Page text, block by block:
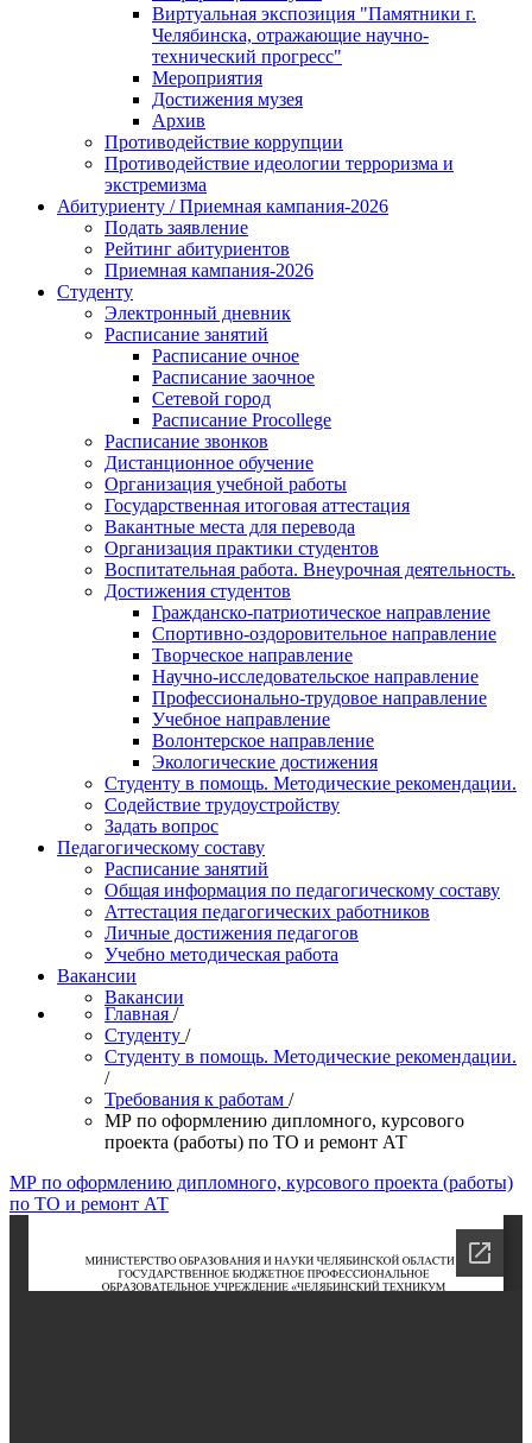
Виртуальная экспозиция "Памятники г.
Челябинска, отражающие научно-
технический прогресс"
Мероприятия
Достижения музея
Архив
Противодействие коррупции
Противодействие идеологии терроризма и
экстремизма
Абитуриенту / Приемная кампания-2026
Подать заявление
Рейтинг абитуриентов
Приемная кампания-2026
Студенту
Электронный дневник
Расписание занятий
Расписание очное
Расписание заочное
Сетевой город
Расписание Procollege
Расписание звонков
Дистанционное обучение
Организация учебной работы
Государственная итоговая аттестация
Вакантные места для перевода
Организация практики студентов
Воспитательная работа. Внеурочная деятельность.
Достижения студентов
Гражданско-патриотическое направление
Спортивно-оздоровительное направление
Творческое направление
Научно-исследовательское направление
Профессионально-трудовое направление
Учебное направление
Волонтерское направление
Экологические достижения
Студенту в помощь. Методические рекомендации.
Содействие трудоустройству
Задать вопрос
Педагогическому составу
Расписание занятий
Общая информация по педагогическому составу
Аттестация педагогических работников
Личные достижения педагогов
Учебно методическая работа
Вакансии
Вакансии
Главная /
Студенту /
Студенту в помощь. Методические рекомендации.
/
Требования к работам /
МР по оформлению дипломного, курсового
проекта (работы) по ТО и ремонт АТ
МР по оформлению дипломного, курсового проекта (работы)
по ТО и ремонт АТ